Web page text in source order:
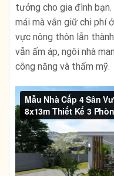
tưởng cho gia đình
mái mà vẫn giữ chi phí
vực nông thôn lẫn
vẫn ấm áp, ngôi nhà
công năng và thẩm mỹ.